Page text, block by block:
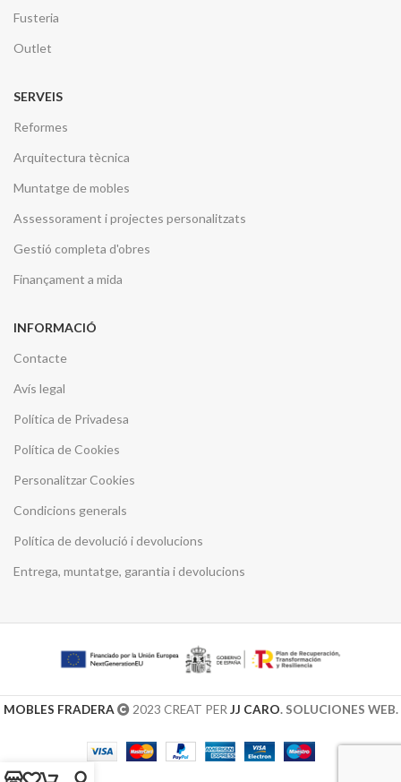
Fusteria
Outlet
SERVEIS
Reformes
Arquitectura tècnica
Muntatge de mobles
Assessorament i projectes personalitzats
Gestió completa d'obres
Finançament a mida
INFORMACIÓ
Contacte
Avís legal
Política de Privadesa
Política de Cookies
Personalitzar Cookies
Condicions generals
Política de devolució i devolucions
Entrega, muntatge, garantia i devolucions
MOBLES FRADERA 2023 CREAT PER JJ CARO. SOLUCIONES WEB.